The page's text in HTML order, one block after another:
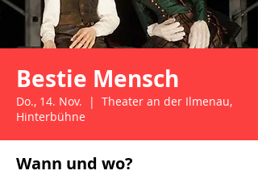
Bestie Mensch
Do., 14. Nov.
  |
Theater an der Ilmenau,
Hinterbühne
Wann und wo?